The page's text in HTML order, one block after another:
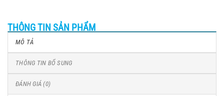
THÔNG TIN SẢN PHẨM
MÔ TẢ
THÔNG TIN BỔ SUNG
ĐÁNH GIÁ (0)